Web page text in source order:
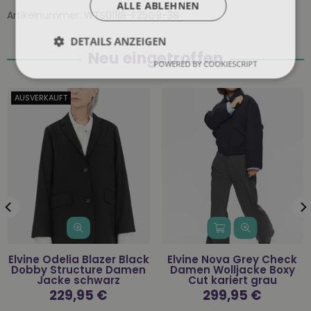
Artikelnummer:
WTS01118-F25G9-38
Neu eingetroffen
AUSVERKAUFT
Elvine Odelia Blazer Black
Dobby Structure Damen
Jacke schwarz
Normaler
Preis
229,95 €
Elvine Nova Grey Check
Damen Wolljacke Boxy
Cut kariert grau
Normaler
Preis
299,95 €
ALLE ABLEHNEN
DETAILS ANZEIGEN
POWERED BY COOKIESCRIPT